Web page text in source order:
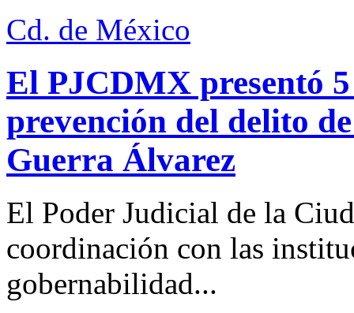
Cd. de México
El PJCDMX presentó
prevención del delito
Guerra Álvarez
El Poder Judicial de la
coordinación con las
gobernabilidad...